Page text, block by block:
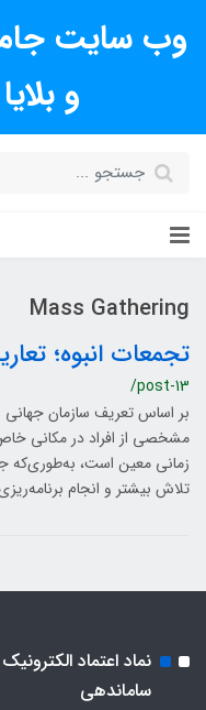
وب سایت
و بلایا
Mass Gathering
تجمعات انبوه؛
/post-13
بر اساس تعریف سازمان
مشخصی از افراد در مکانی
زمانی معین است، به‌طوری‌که
تلاش بیشتر و انجام
نماد اعتماد
ساماندهی